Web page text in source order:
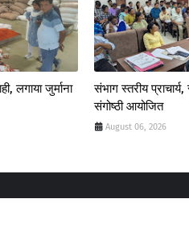
लगाया जुर्माना
संभाग स्तरीय
संगोष्ठी आयोजित
August 06, 2026